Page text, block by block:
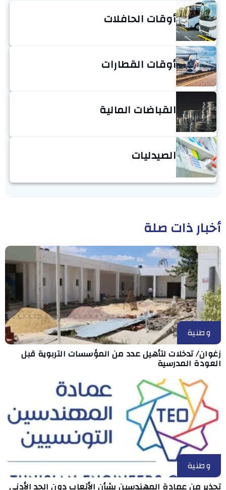
أوقات الحافلات
أوقات القطارات
القباضات المالية
الصيدليات
أخبار ذات صلة
وطنية
زغوان/ تدخلات لتأهيل عدد من المؤسسات التربوية قبل
العودة المدرسية
وطنية
تحذير من عمادة المهندسين بشأن الأتعاب دون الحد الأدنى